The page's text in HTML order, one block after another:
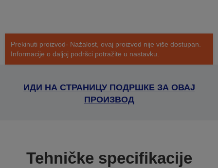
Prekinuti proizvod- Nažalost, ovaj proizvod nije više dostupan.
Informacije o daljoj podršci potražite u nastavku.
ИДИ НА СТРАНИЦУ ПОДРШКЕ ЗА ОВАЈ
ПРОИЗВОД
Tehničke specifikacije